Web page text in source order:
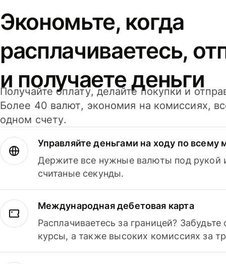
Экономьте, когда
расплачиваетесь,
и получаете деньги
Получайте оплату, делайте покупки и
Более 40 валют, экономия на комиссиях,
одном счету.
Управляйте деньгами на ходу по всему
Держите все нужные валюты под рукой
считаные секунды.
Международная дебетовая карта
Расплачиваетесь за границей?
курсы, а также высоких комиссиях за